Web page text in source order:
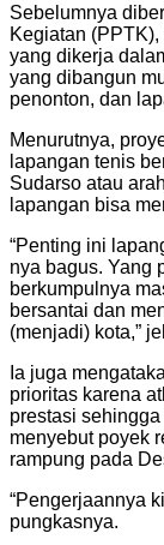
Sebelumnya
Kegiatan
yang dikerja
yang dibangun
penonton, dan
Menurutnya,
lapangan tenis
Sudarso atau
lapangan bisa
“Penting ini
nya bagus. Yang
berkumpulnya
bersantai dan
(menjadi) kota,”
Ia juga
prioritas karena
prestasi
menyebut poyek
rampung pada
“Pengerjaannya
pungkasnya.